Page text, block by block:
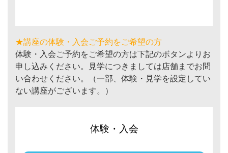
★講座の体験・入会ご予約をご希望の方
体験・入会ご予約をご希望の方は下記のボタンよりお
申し込みください。見学につきましては店舗までお問
い合わせください。（一部、体験・見学を設定してい
ない講座がございます。）
体験・入会